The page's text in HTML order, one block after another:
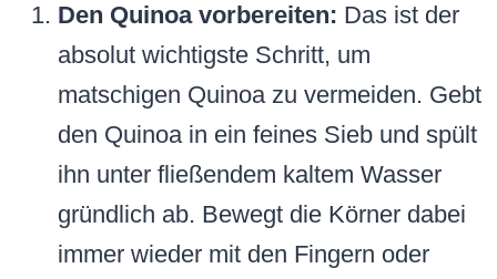
Den Quinoa vorbereiten: Das ist der
absolut wichtigste Schritt, um
matschigen Quinoa zu vermeiden. Gebt
den Quinoa in ein feines Sieb und spült
ihn unter fließendem kaltem Wasser
gründlich ab. Bewegt die Körner dabei
immer wieder mit den Fingern oder